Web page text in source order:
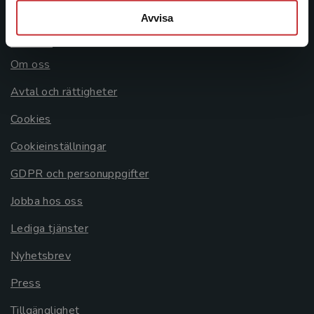
Avvisa
Allmänna länkar
Om oss
Avtal och rättigheter
Cookies
Cookieinställningar
GDPR och personuppgifter
Jobba hos oss
Lediga tjänster
Nyhetsbrev
Press
Tillgänglighet